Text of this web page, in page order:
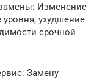
Изменение
ухудшение
срочной
Замену